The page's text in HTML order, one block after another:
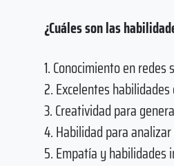
¿Cuáles son las
1. Conocimiento en
2. Excelentes
3. Creatividad para
4. Habilidad para
5. Empatía y habilidades